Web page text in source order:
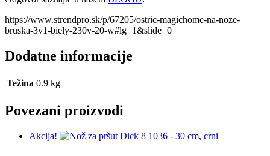
https://www.strendpro.sk/p/67205/ostric-magichome-na-noze-
bruska-3v1-biely-230v-20-w#lg=1&slide=0
Dodatne informacije
Težina 0.9 kg
Povezani proizvodi
Akcija!